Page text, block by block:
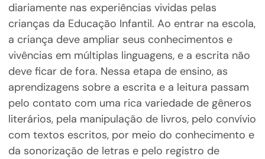
diariamente nas experiências vividas pelas
crianças da Educação Infantil. Ao entrar na escola,
a criança deve ampliar seus conhecimentos e
vivências em múltiplas linguagens, e a escrita não
deve ficar de fora. Nessa etapa de ensino, as
aprendizagens sobre a escrita e a leitura passam
pelo contato com uma rica variedade de gêneros
literários, pela manipulação de livros, pelo convívio
com textos escritos, por meio do conhecimento e
da sonorização de letras e pelo registro de